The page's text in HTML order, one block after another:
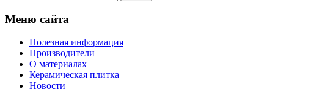
Меню сайта
Полезная информация
Производители
О материалах
Керамическая плитка
Новости